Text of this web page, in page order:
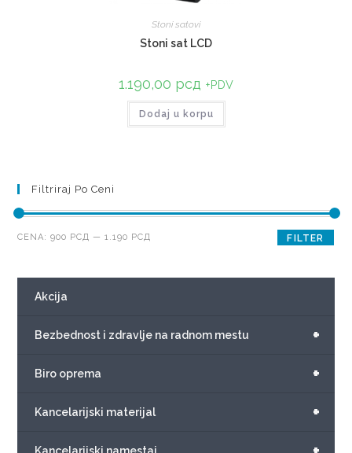
Stoni satovi
Stoni sat LCD
1.190,00 рсд +PDV
Dodaj u korpu
Filtriraj Po Ceni
FILTER
CENA:900 РСД —1.190 РСД
Akcija
+
Bezbednost i zdravlje na radnom mestu
+
Biro oprema
+
Kancelarijski materijal